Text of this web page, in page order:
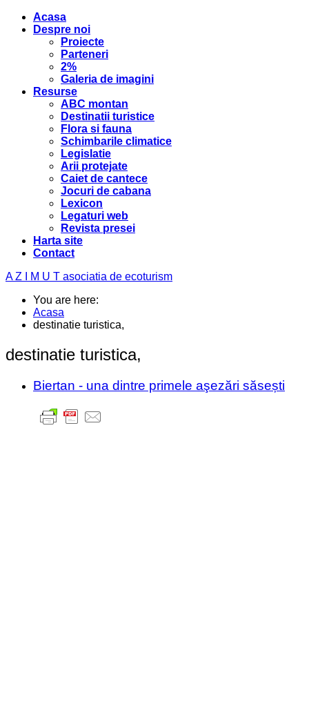
Acasa
Despre noi
Proiecte
Parteneri
2%
Galeria de imagini
Resurse
ABC montan
Destinatii turistice
Flora si fauna
Schimbarile climatice
Legislatie
Arii protejate
Caiet de cantece
Jocuri de cabana
Lexicon
Legaturi web
Revista presei
Harta site
Contact
A Z I M U T asociatia de ecoturism
You are here:
Acasa
destinatie turistica,
destinatie turistica,
Biertan - una dintre primele aşezări săsești